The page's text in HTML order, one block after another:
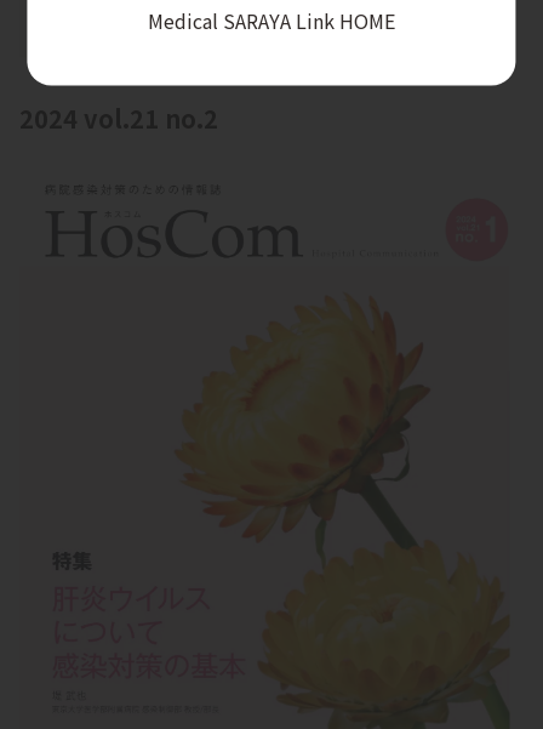
Medical SARAYA Link HOME